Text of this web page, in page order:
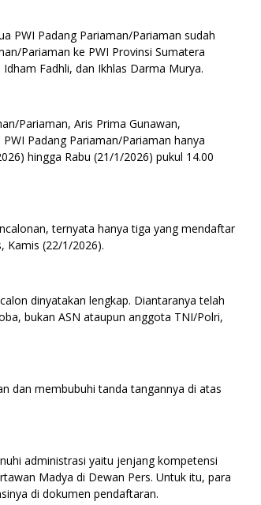
PWI Padang Pariaman/Pariaman sudah
Pariaman ke PWI Provinsi Sumatera
Fadhli, dan Ikhlas Darma Murya.
Pariaman, Aris Prima Gunawan,
Padang Pariaman/Pariaman hanya
hingga Rabu (21/1/2026) pukul 14.00
ternyata hanya tiga yang mendaftar
Kamis (22/1/2026).
dinyatakan lengkap. Diantaranya telah
bukan ASN ataupun anggota TNI/Polri,
dan membubuhi tanda tangannya di atas
administrasi yaitu jenjang kompetensi
Madya di Dewan Pers. Untuk itu, para
di dokumen pendaftaran.